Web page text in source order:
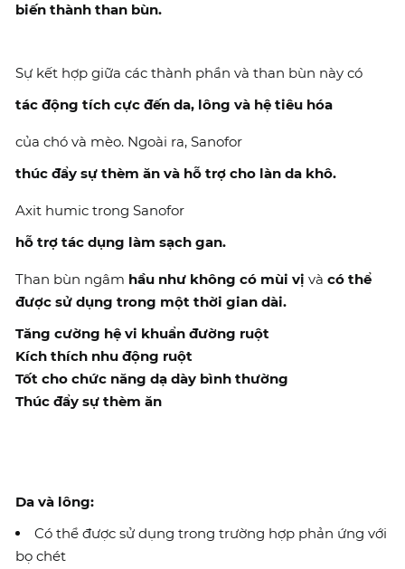
biến thành than bùn.
Sự kết hợp giữa các thành phần và than bùn này có
tác động tích cực đến da, lông và hệ tiêu hóa
của chó và mèo. Ngoài ra, Sanofor
thúc đẩy sự thèm ăn và hỗ trợ cho làn da khô.
Axit humic trong Sanofor
hỗ trợ tác dụng làm sạch gan.
Than bùn ngâm hầu như không có mùi vị và có thể
được sử dụng trong một thời gian dài.
Tăng cường hệ vi khuẩn đường ruột
Kích thích nhu động ruột
Tốt cho chức năng dạ dày bình thường
Thúc đẩy sự thèm ăn
Da và lông:
Có thể được sử dụng trong trường hợp phản ứng với
bọ chét